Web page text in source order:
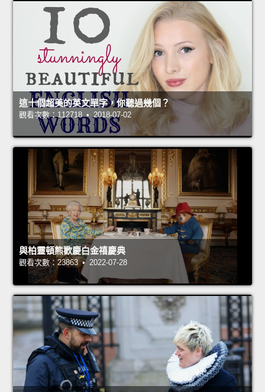
這十個超美的英文單字，你聽過幾個？
觀看次數：112718 • 2018-07-02
與柏靈頓熊歡慶白金禧慶典
觀看次數：23863 • 2022-07-28